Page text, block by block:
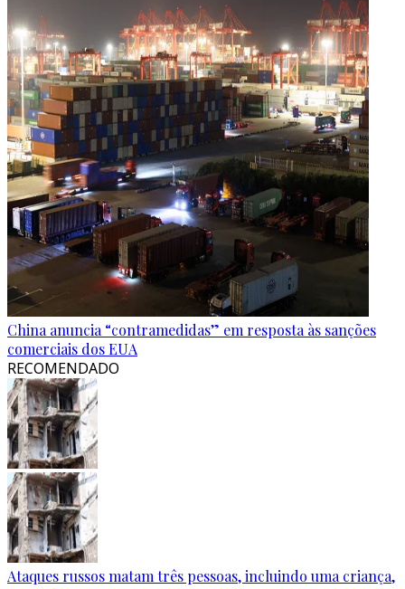
China anuncia “contramedidas” em resposta às sanções
comerciais dos EUA
RECOMENDADO
Ataques russos matam três pessoas, incluindo uma criança,